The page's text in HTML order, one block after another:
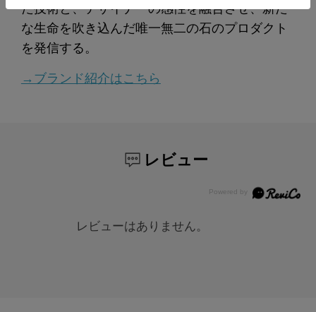
た技術と、デザイナーの感性を融合させ、新た
な生命を吹き込んだ唯一無二の石のプロダクト
を発信する。
→ブランド紹介はこちら
レビュー
レビューはありません。